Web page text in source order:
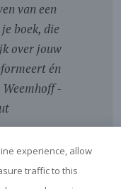
van een
boek, die
over jouw
én
-
experience, allow
traffic to this